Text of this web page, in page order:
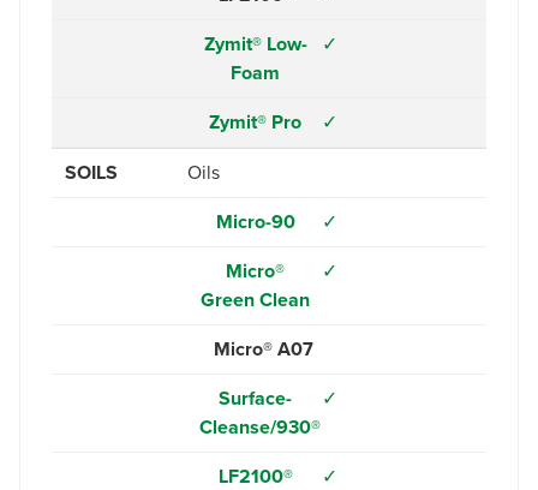
Zymit® Low-
Foam
✓
Zymit® Pro ✓
SOILS Oils
Micro-90 ✓
Micro®
Green Clean
✓
Micro® A07
Surface-
Cleanse/930®
✓
LF2100® ✓